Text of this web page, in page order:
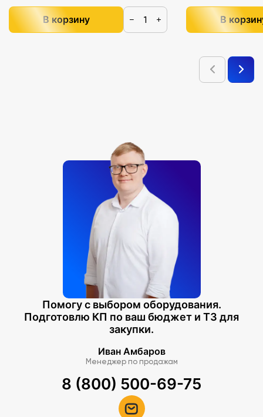
В корзину − + В
Помогу с выбором оборудования.
Подготовлю КП по ваш бюджет и ТЗ для
закупки.
Иван Амбаров
Менеджер по продажам
8 (800) 500-69-75